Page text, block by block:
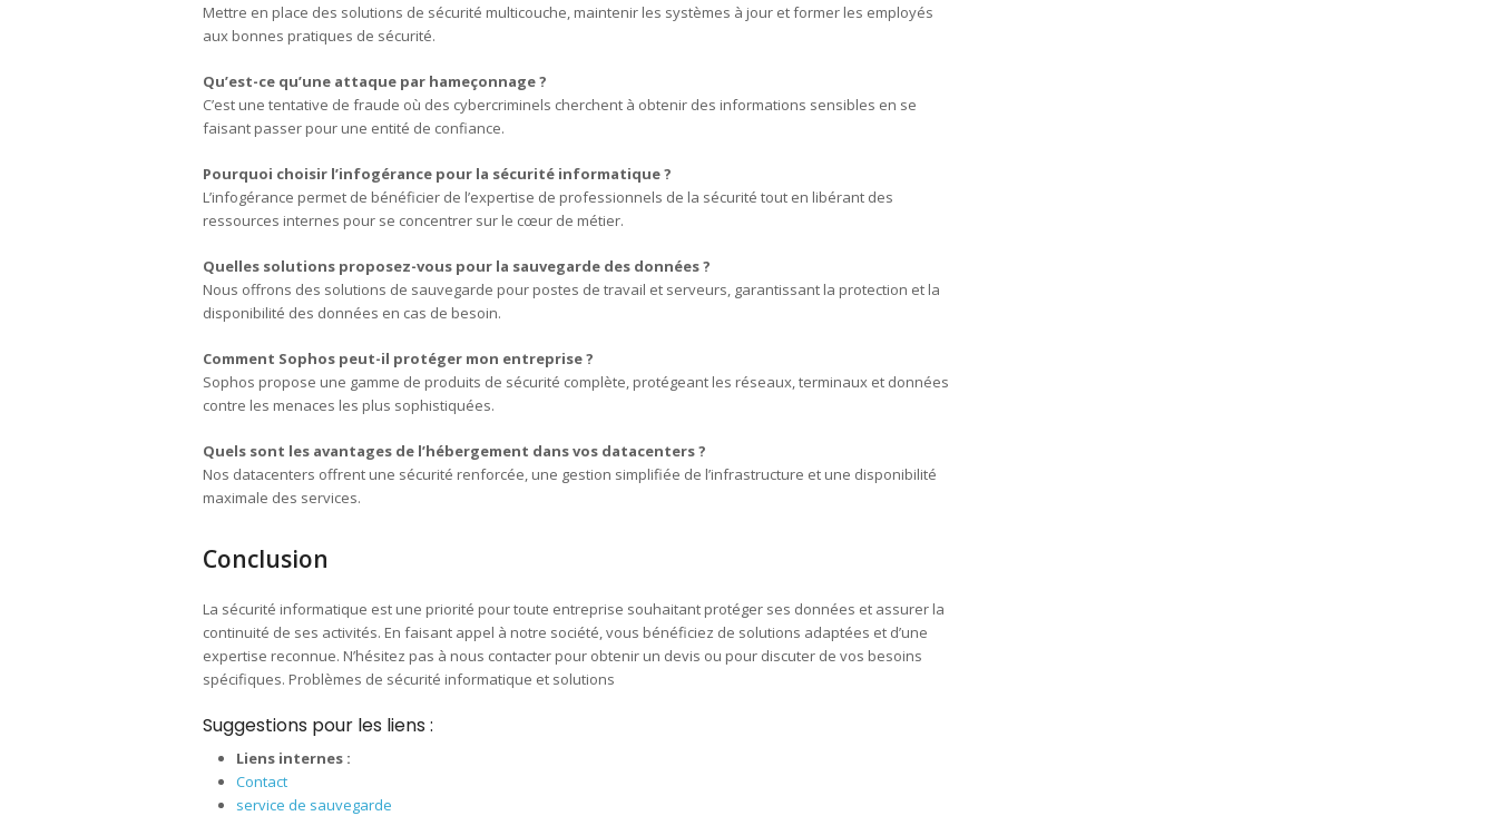
Mettre en place des solutions de sécurité multicouche, maintenir les systèmes à jour et former les employés
aux bonnes pratiques de sécurité.
Qu’est-ce qu’une attaque par hameçonnage ?
C’est une tentative de fraude où des cybercriminels cherchent à obtenir des informations sensibles en se
faisant passer pour une entité de confiance.
Pourquoi choisir l’infogérance pour la sécurité informatique ?
L’infogérance permet de bénéficier de l’expertise de professionnels de la sécurité tout en libérant des
ressources internes pour se concentrer sur le cœur de métier.
Quelles solutions proposez-vous pour la sauvegarde des données ?
Nous offrons des solutions de sauvegarde pour postes de travail et serveurs, garantissant la protection et la
disponibilité des données en cas de besoin.
Comment Sophos peut-il protéger mon entreprise ?
Sophos propose une gamme de produits de sécurité complète, protégeant les réseaux, terminaux et données
contre les menaces les plus sophistiquées.
Quels sont les avantages de l’hébergement dans vos datacenters ?
Nos datacenters offrent une sécurité renforcée, une gestion simplifiée de l’infrastructure et une disponibilité
maximale des services.
Conclusion
La sécurité informatique est une priorité pour toute entreprise souhaitant protéger ses données et assurer la
continuité de ses activités. En faisant appel à notre société, vous bénéficiez de solutions adaptées et d’une
expertise reconnue. N’hésitez pas à nous contacter pour obtenir un devis ou pour discuter de vos besoins
spécifiques. Problèmes de sécurité informatique et solutions
Suggestions pour les liens :
Liens internes :
Contact
service de sauvegarde